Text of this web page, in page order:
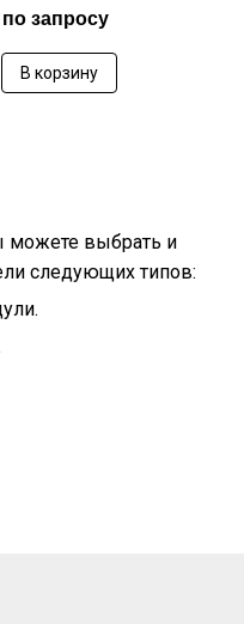
по запросу
В корзину
можете выбрать и
следующих типов: